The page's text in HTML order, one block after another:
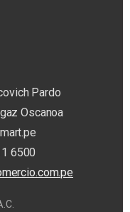
Pardo
Oscanoa
6500